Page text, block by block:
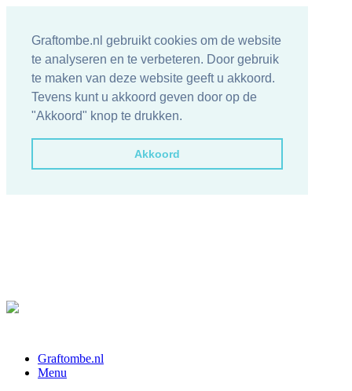
Graftombe.nl gebruikt cookies om de website
te analyseren en te verbeteren. Door gebruik
te maken van deze website geeft u akkoord.
Tevens kunt u akkoord geven door op de
"Akkoord" knop te drukken.
Akkoord
Graftombe.nl
Menu